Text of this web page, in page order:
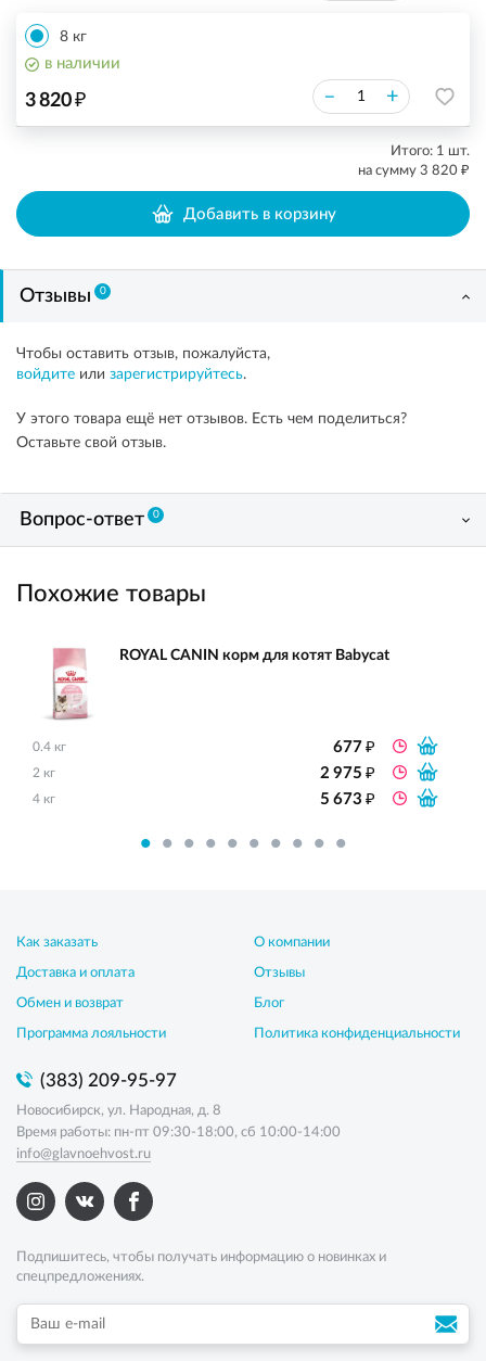
8 кг
3 820₽ – +
в наличии
Итого: 1 шт.
на сумму 3 820 ₽
Добавить в корзину
Отзывы 0
Чтобы оставить отзыв, пожалуйста,
войдите или зарегистрируйтесь.
У этого товара ещё нет отзывов. Есть чем поделиться?
Оставьте свой отзыв.
Вопрос-ответ 0
Похожие товары
ROYAL CANIN корм для котят Babycat
0.4 кг 677₽
2 кг 2 975₽
4 кг 5 673₽
Как заказать
Доставка и оплата
Обмен и возврат
Программа лояльности
О компании
Отзывы
Блог
Политика конфиденциальности
(383) 209-95-97
Новосибирск, ул. Народная, д. 8
Время работы: пн-пт 09:30-18:00, сб 10:00-14:00
info@glavnoehvost.ru
Подпишитесь, чтобы получать информацию о новинках и
спецпредложениях.